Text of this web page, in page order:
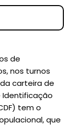
de
nos turnos
carteira de
Identificação
tem o
que